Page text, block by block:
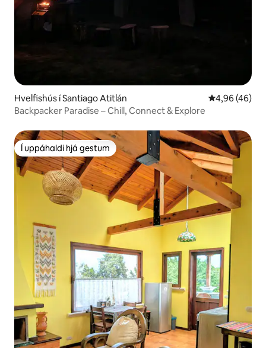
Hvelfishús í Santiago Atitlán 4,96 af 5 í
4,96 (46)
Backpacker Paradise – Chill, Connect & Explore
Í uppáhaldi hjá gestum
Í uppáhaldi hjá gestum